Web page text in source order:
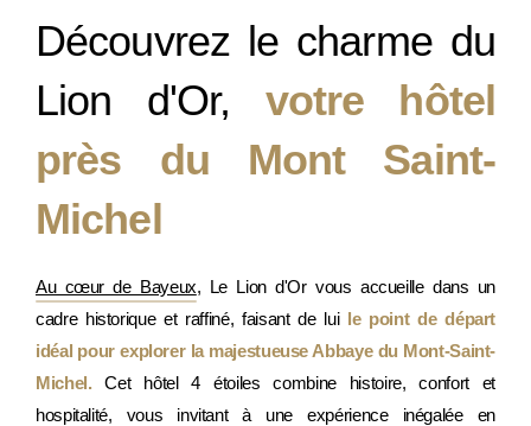
Découvrez le charme du
Lion d'Or, votre hôtel
près du Mont Saint-
Michel
Au cœur de Bayeux, Le Lion d'Or vous accueille dans un
cadre historique et raffiné, faisant de lui le point de départ
idéal pour explorer la majestueuse Abbaye du Mont-Saint-
Michel. Cet hôtel 4 étoiles combine histoire, confort et
hospitalité, vous invitant à une expérience inégalée en